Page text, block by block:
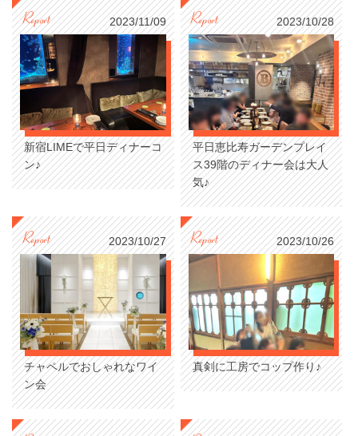
2023/11/09
新宿LIMEで平日ディナーコ
ン♪
2023/10/28
平日恵比寿ガーデンプレイ
ス39階のディナー会は大人
気♪
2023/10/27
チャペルでおしゃれなワイ
ン会
2023/10/26
真剣に工房でコップ作り♪